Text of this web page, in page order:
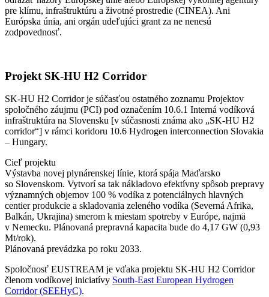
pre klímu, infraštruktúru a životné prostredie (CINEA). Ani
Európska únia, ani orgán udeľujúci grant za ne nenesú
zodpovednosť.
Projekt SK-HU H2 Corridor
SK-HU H2 Corridor je súčasťou ostatného zoznamu Projektov
spoločného záujmu (PCI) pod označením 10.6.1 Interná vodíková
infraštruktúra na Slovensku [v súčasnosti známa ako „SK-HU H2
corridor“] v rámci koridoru 10.6 Hydrogen interconnection Slovakia
– Hungary.
Cieľ projektu
Výstavba novej plynárenskej línie, ktorá spája Maďarsko
so Slovenskom. Vytvorí sa tak nákladovo efektívny spôsob prepravy
významných objemov 100 % vodíka z potenciálnych hlavných
centier produkcie a skladovania zeleného vodíka (Severná Afrika,
Balkán, Ukrajina) smerom k miestam spotreby v Európe, najmä
v Nemecku. Plánovaná prepravná kapacita bude do 4,17 GW (0,93
Mt/rok).
Plánovaná prevádzka po roku 2033.
Spoločnosť EUSTREAM je vďaka projektu SK-HU H2 Corridor
členom vodíkovej iniciatívy South-East European Hydrogen
Corridor (SEEHyC).